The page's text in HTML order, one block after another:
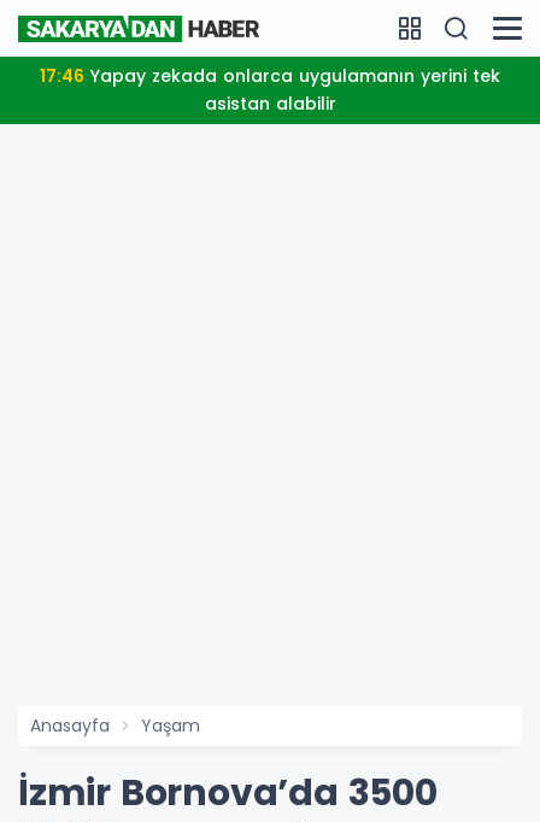
17:46
asistan alabilir
Anasayfa Yaşam
İzmir Bornova’da 3500